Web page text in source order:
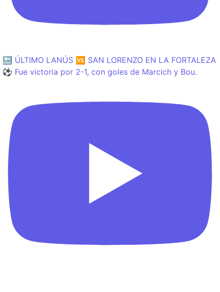
🔙 ÚLTIMO LANÚS 🆚 SAN LORENZO EN LA FORTALEZA
⚽️ Fue victoria por 2-1, con goles de Marcich y Bou.